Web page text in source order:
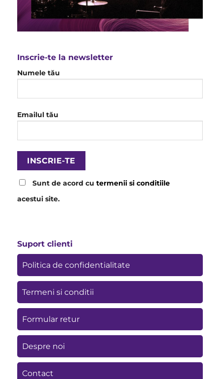
Inscrie-te la newsletter
Numele tău
Emailul tău
Sunt de acord cu termenii si conditiile
acestui site.
Suport clienti
Politica de confidentialitate
Termeni si conditii
Formular retur
Despre noi
Contact